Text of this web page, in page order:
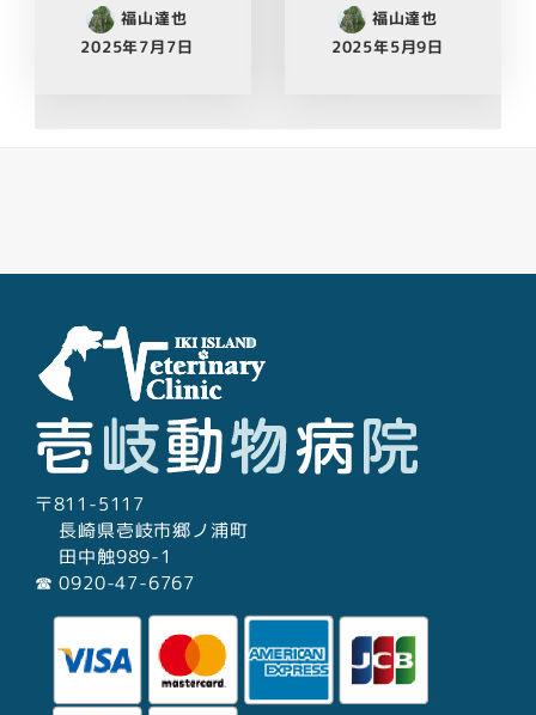
福山達也
2025年7月7日
福山達也
2025年5月9日
〒811-5117
長崎県壱岐市郷ノ浦町
田中触989-1
☎︎ 0920-47-6767